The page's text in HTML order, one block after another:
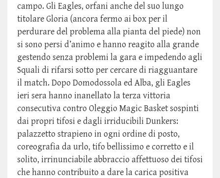
campo. Gli Eagles, orfani anche del suo lungo
titolare Gloria (ancora fermo ai box per il
perdurare del problema alla pianta del piede) non
si sono persi d’animo e hanno reagito alla grande
gestendo senza problemi la gara e impedendo agli
Squali di rifarsi sotto per cercare di riagguantare
il match. Dopo Domodossola ed Alba, gli Eagles
ieri sera hanno inanellato la terza vittoria
consecutiva contro Oleggio Magic Basket sospinti
dai propri tifosi e dagli irriducibili Dunkers:
palazzetto strapieno in ogni ordine di posto,
coreografia da urlo, tifo bellissimo e corretto e il
solito, irrinunciabile abbraccio affettuoso dei tifosi
che hanno contribuito a dare la carica positiva